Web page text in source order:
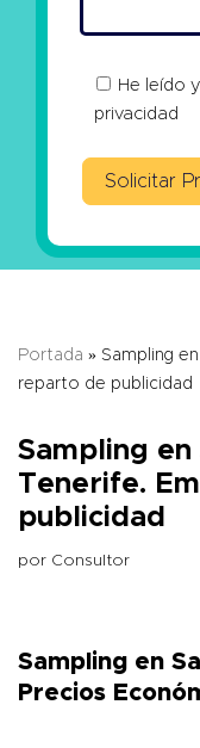
He leído
privacidad
Portada » Sampling
reparto de publicidad
Sampling en
Tenerife.
publicidad
por Consultor
Sampling en
Precios